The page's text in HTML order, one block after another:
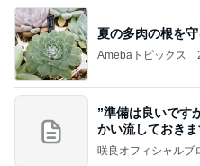
夏の多肉の根を
Amebaトピックス
”準備は良いで
かい流しておき
咲良オフィシャルブ